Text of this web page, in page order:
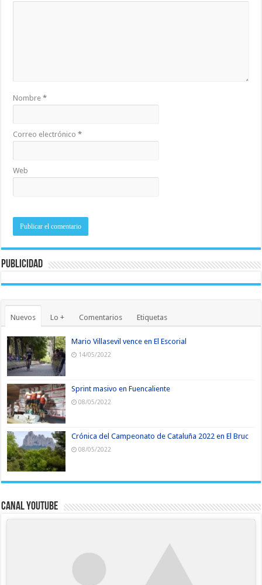
Nombre*
Correo electrónico*
Web
Publicidad
Nuevos Lo + Comentarios Etiquetas
Mario Villasevil vence en El Escorial
14/05/2022
Sprint masivo en Fuencaliente
08/05/2022
Crónica del Campeonato de Cataluña 2022 en El Bruc
08/05/2022
Canal YouTube